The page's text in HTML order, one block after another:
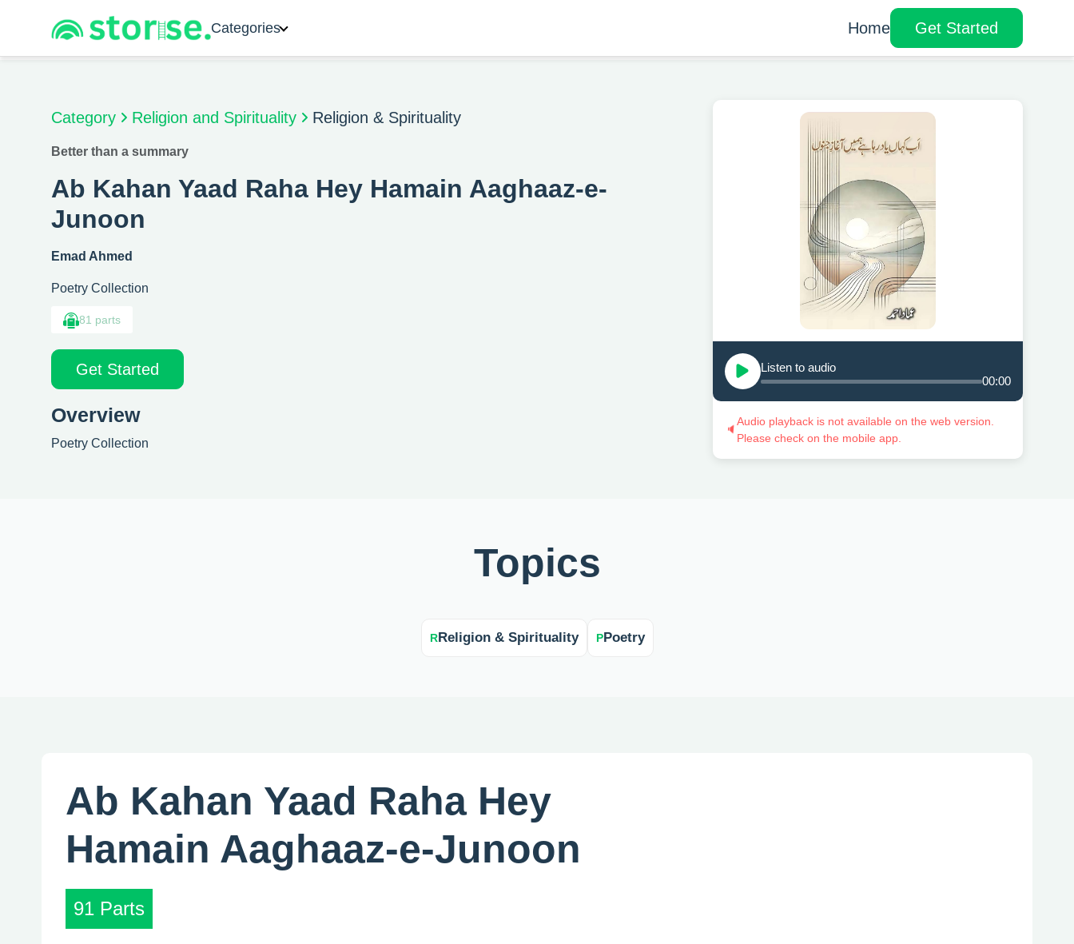
Categories Home Get Started
Category Religion and Spirituality Religion & Spirituality
Better than a summary
Ab Kahan Yaad Raha Hey Hamain Aaghaaz-e-
Junoon
Emad Ahmed
Poetry Collection
81 parts
Get Started
Overview
Poetry Collection
Listen to audio
00:00
🔈
Audio playback is not available on the web version.
Please check on the mobile app.
Topics
RReligion & Spirituality PPoetry
Ab Kahan Yaad Raha Hey
Hamain Aaghaaz-e-Junoon
91 Parts